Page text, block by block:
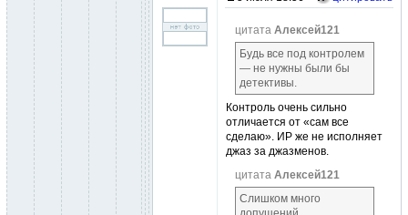
цитата Алексей121
Будь все под контролем
— не нужны были бы
детективы.
Контроль очень сильно
отличается от «сам все
сделаю». ИР же не исполняет
джаз за джазменов.
цитата Алексей121
Слишком много